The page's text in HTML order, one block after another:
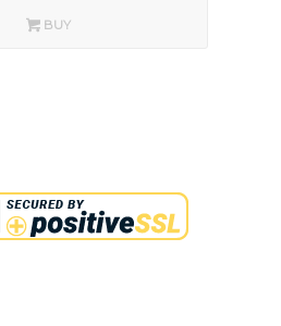
BUY